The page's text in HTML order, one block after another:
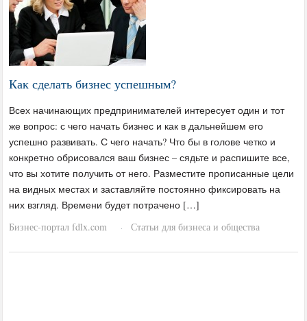
Как сделать бизнес успешным?
Всех начинающих предпринимателей интересует один и тот
же вопрос: с чего начать бизнес и как в дальнейшем его
успешно развивать. С чего начать? Что бы в голове четко и
конкретно обрисовался ваш бизнес – сядьте и распишите все,
что вы хотите получить от него. Разместите прописанные цели
на видных местах и заставляйте постоянно фиксировать на
них взгляд. Времени будет потрачено […]
Бизнес-портал fdlx.com
· Статьи для бизнеса и общества